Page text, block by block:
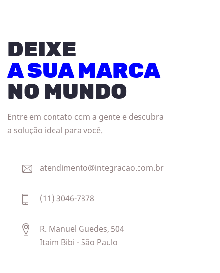
DEIXE
A SUA MARCA
NO MUNDO
Entre em contato com a gente e descubra
a solução ideal para você.
atendimento@integracao.com.br
(11) 3046-7878
R. Manuel Guedes, 504
Itaim Bibi - São Paulo